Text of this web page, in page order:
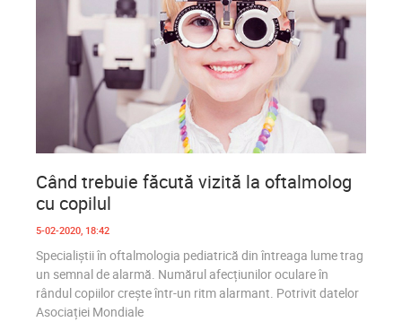
1 719
Când trebuie făcută vizită la oftalmolog
cu copilul
5-02-2020, 18:42
Specialiștii în oftalmologia pediatrică din întreaga lume trag
un semnal de alarmă. Numărul afecțiunilor oculare în
rândul copiilor crește într-un ritm alarmant. Potrivit datelor
Asociației Mondiale